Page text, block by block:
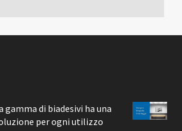
gamma di biadesivi ha una
per ogni utilizzo